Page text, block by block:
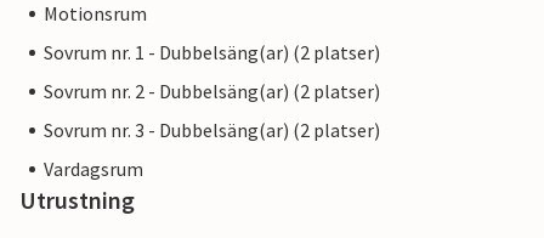
Motionsrum
Sovrum nr. 1 - Dubbelsäng(ar) (2 platser)
Sovrum nr. 2 - Dubbelsäng(ar) (2 platser)
Sovrum nr. 3 - Dubbelsäng(ar) (2 platser)
Vardagsrum
Utrustning